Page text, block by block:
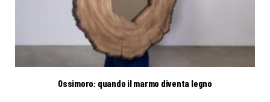
Ossimoro: quando il marmo diventa legno